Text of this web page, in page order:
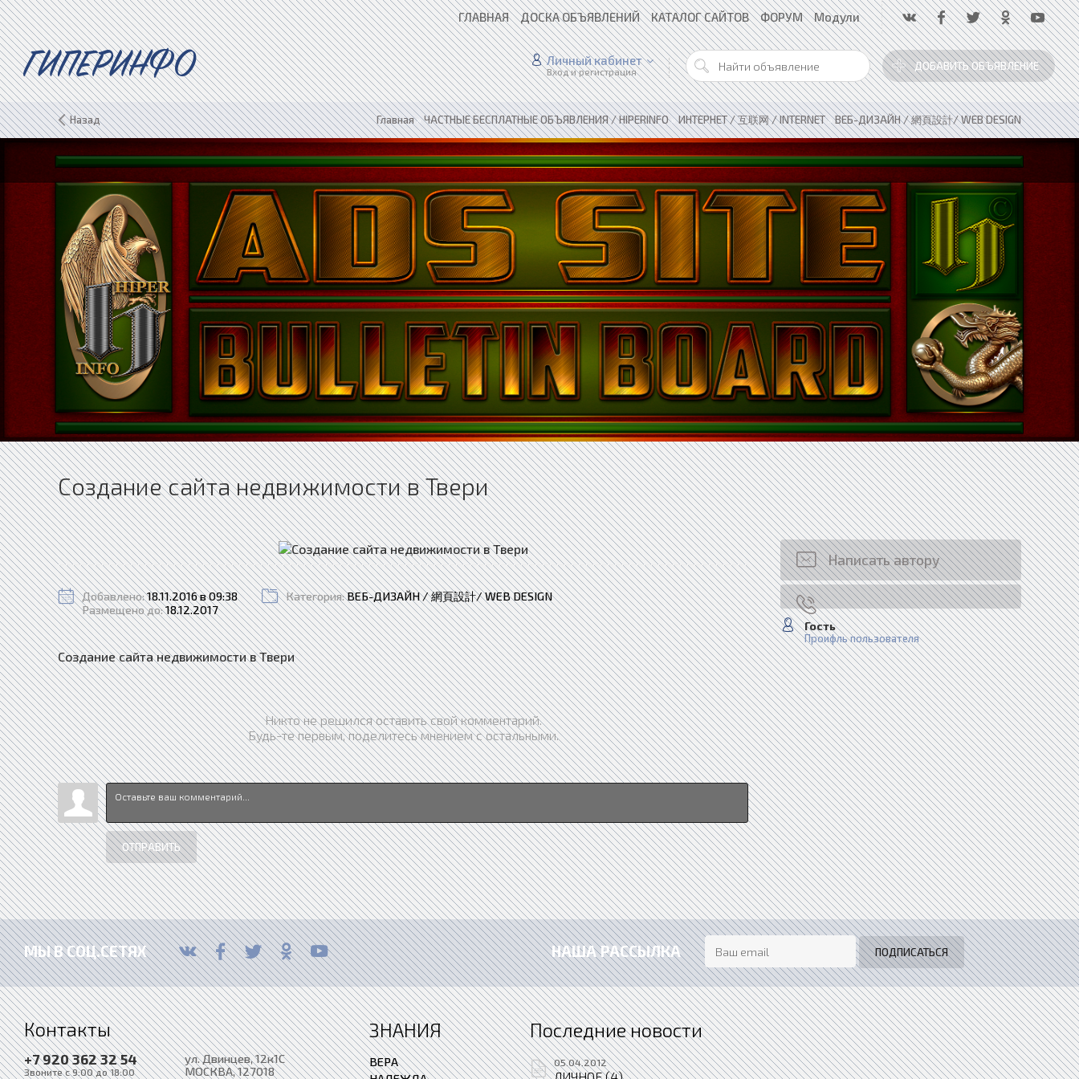
ГЛАВНАЯ ДОСКА ОБЪЯВЛЕНИЙ КАТАЛОГ САЙТОВ ФОРУМ Модули
ГИПЕРИНФО ДОБАВИТЬ ОБЪЯВЛЕНИЕ
Личный кабинет
Вход и регистрация
Назад Главная»ЧАСТНЫЕ БЕСПЛАТНЫЕ ОБЪЯВЛЕНИЯ / HIPERINFO»ИНТЕРНЕТ / 互联网 / INTERNET»ВЕБ-ДИЗАЙН / 網頁設計/ WEB DESIGN
Создание сайта недвижимости в Твери
Написать автору
Гость
Проифль пользователя
Добавлено:18.11.2016 в 09:38
Размещено до:18.12.2017
Категория:ВЕБ-ДИЗАЙН / 網頁設計/ WEB DESIGN
Создание сайта недвижимости в Твери
Никто не решился оставить свой комментарий.
Будь-те первым, поделитесь мнением с остальными.
ОТПРАВИТЬ
МЫ В СОЦ.СЕТЯХ НАША РАССЫЛКА
Контакты
+7 920 362 32 54
Звоните с 9:00 до 18:00
ул. Двинцев, 12к1С
МОСКВА, 127018
ЗНАНИЯ
ВЕРА
Последние новости
05.04.2012